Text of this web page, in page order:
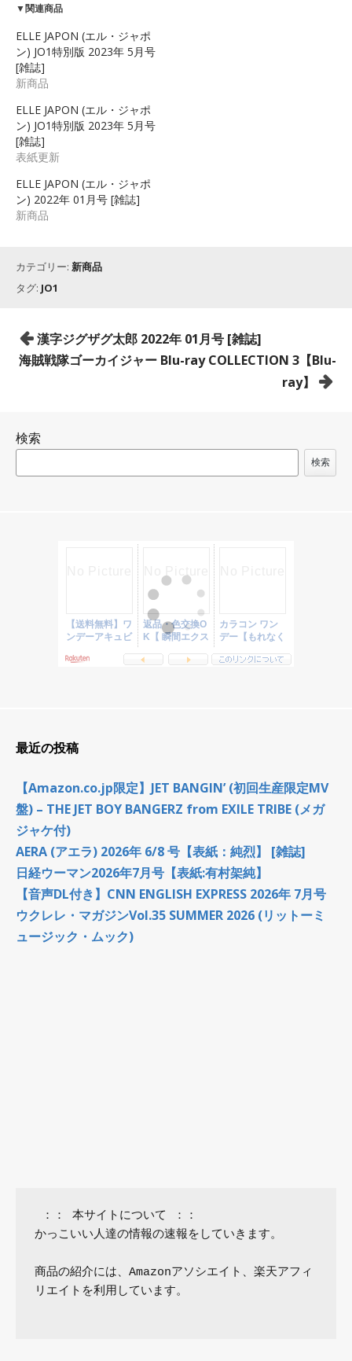
▼関連商品
ELLE JAPON (エル・ジャポ
ン) JO1特別版 2023年 5月号
[雑誌]
新商品
ELLE JAPON (エル・ジャポ
ン) JO1特別版 2023年 5月号
[雑誌]
表紙更新
ELLE JAPON (エル・ジャポ
ン) 2022年 01月号 [雑誌]
新商品
カテゴリー: 新商品
タグ: JO1
投
稿
ー
漢字ジグザグ太郎 2022年 01月号 [雑誌]
海賊戦隊ゴーカイジャー Blu-ray COLLECTION 3【Blu-
ray】
検索
検索
最近の投稿
【Amazon.co.jp限定】JET BANGIN’ (初回生産限定MV
盤) – THE JET BOY BANGERZ from EXILE TRIBE (メガ
ジャケ付)
AERA (アエラ) 2026年 6/8 号【表紙：純烈】 [雑誌]
日経ウーマン2026年7月号【表紙:有村架純】
【音声DL付き】CNN ENGLISH EXPRESS 2026年 7月号
ウクレレ・マガジンVol.35 SUMMER 2026 (リットーミ
ュージック・ムック)
かっこいい人達の情報の速報をしていきます。
商品の紹介には、Amazonアソシエイト、楽天アフィ
リエイトを利用しています。